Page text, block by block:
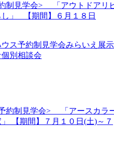
制見学会> 「アウトドアリ
」 【期間】６月１８日
ス予約制見学会みらいえ展示
別相談会
約制見学会> 「アースカラ
【期間】７月１０日(土)～７